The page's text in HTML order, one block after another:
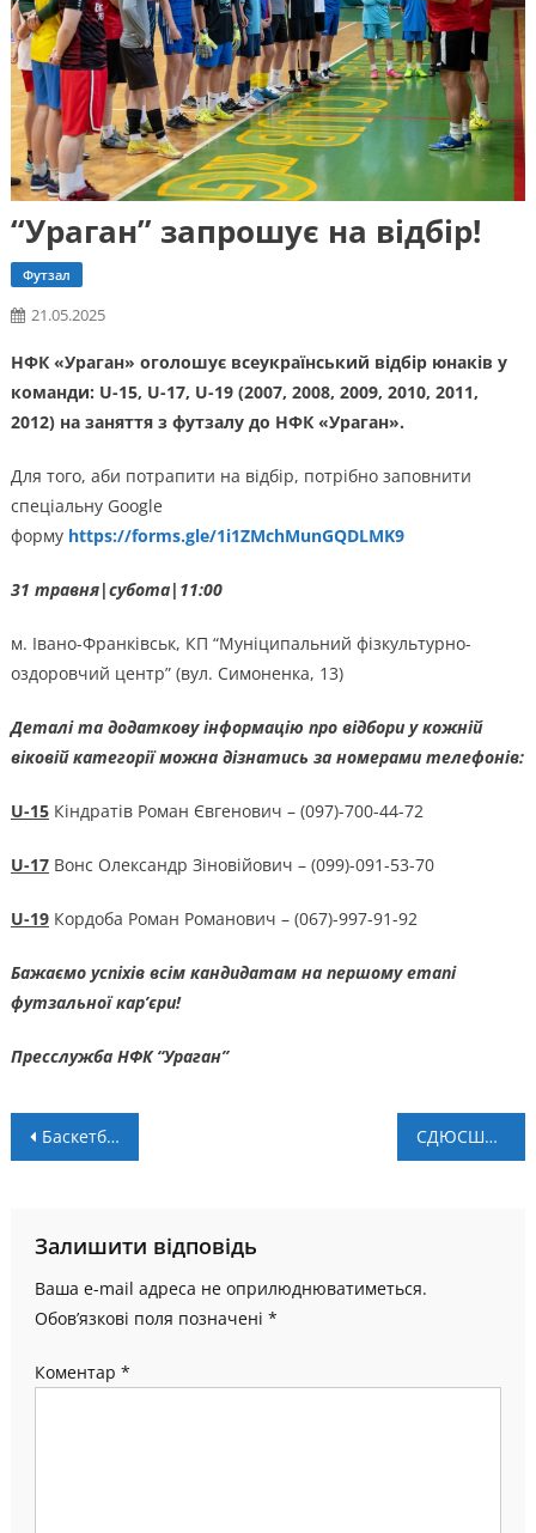
“Ураган” запрошує на відбір!
Футзал
21.05.2025
НФК «Ураган» оголошує всеукраїнський відбір юнаків у
команди: U-15, U-17, U-19 (2007, 2008, 2009, 2010, 2011,
2012) на заняття з футзалу до НФК «Ураган».
Для того, аби потрапити на відбір, потрібно заповнити
спеціальну Google
форму https://forms.gle/1i1ZMchMunGQDLMK9
31 травня|субота|11:00
м. Івано-Франківськ, КП “Муніципальний фізкультурно-
оздоровчий центр” (вул. Симоненка, 13)
Деталі та додаткову інформацію про відбори у кожній
віковій категорії можна дізнатись за номерами телефонів:
U-15Кіндратів Роман Євгенович – (097)-700-44-72
U-17Вонс Олександр Зіновійович – (099)-091-53-70
U-19Кордоба Роман Романович – (067)-997-91-92
Бажаємо успіхів всім кандидатам на першому етапі
футзальної кар’єри!
Пресслужба НФК “Ураган”
Навігація
Баскетбольний календар 3х3 на 2025 рік: коли та за ким слідкувати СДЮСШОР «Прикарпаття» запрошує юнаків 2009-2014 років народження
Залишити відповідь
Ваша e-mail адреса не оприлюднюватиметься.
Обов’язкові поля позначені *
Коментар *